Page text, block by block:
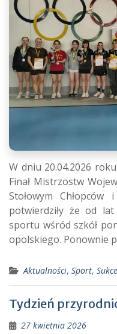
W dniu 20.04.2026
Finał Mistrzostw
Stołowym Chłopców
potwierdziły że od
sportu wśród szkół
opolskiego. Ponownie
Aktualności, Sport,
Tydzień
27 kwietnia 2026